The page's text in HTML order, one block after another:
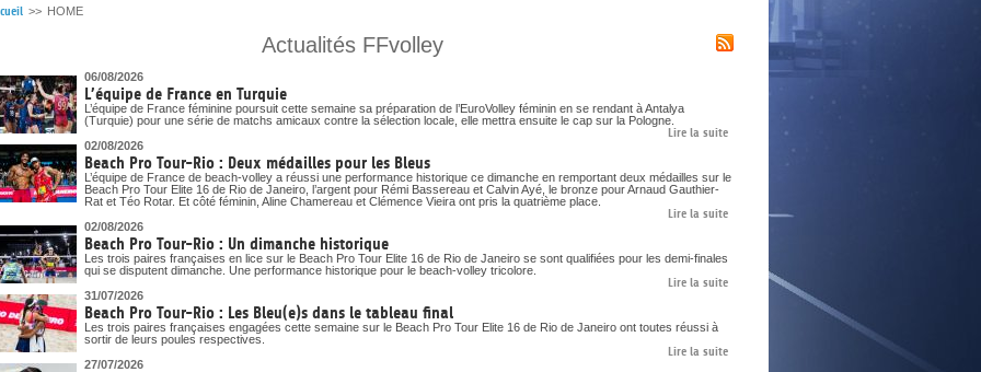
INFORMATIONS CORONAVIRUS
SITUATION SANITAIRE
COVID-19
>> HOME
Actualités FFvolley
06/08/2026
L’équipe de France en Turquie
L’équipe de France féminine poursuit cette semaine sa préparation de l’EuroVolley féminin en se rendant à Antalya
(Turquie) pour une série de matchs amicaux contre la sélection locale, elle mettra ensuite le cap sur la Pologne.
Lire la suite
02/08/2026
Beach Pro Tour-Rio : Deux médailles pour les Bleus
L’équipe de France de beach-volley a réussi une performance historique ce dimanche en remportant deux médailles sur le
Beach Pro Tour Elite 16 de Rio de Janeiro, l’argent pour Rémi Bassereau et Calvin Ayé, le bronze pour Arnaud Gauthier-
Rat et Téo Rotar. Et côté féminin, Aline Chamereau et Clémence Vieira ont pris la quatrième place.
Lire la suite
02/08/2026
Beach Pro Tour-Rio : Un dimanche historique
Les trois paires françaises en lice sur le Beach Pro Tour Elite 16 de Rio de Janeiro se sont qualifiées pour les demi-finales
qui se disputent dimanche. Une performance historique pour le beach-volley tricolore.
Lire la suite
31/07/2026
Beach Pro Tour-Rio : Les Bleu(e)s dans le tableau final
Les trois paires françaises engagées cette semaine sur le Beach Pro Tour Elite 16 de Rio de Janeiro ont toutes réussi à
sortir de leurs poules respectives.
Lire la suite
27/07/2026